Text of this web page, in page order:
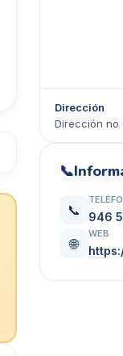
Dirección
Dirección no
📞
📞 946
🌐
WEB